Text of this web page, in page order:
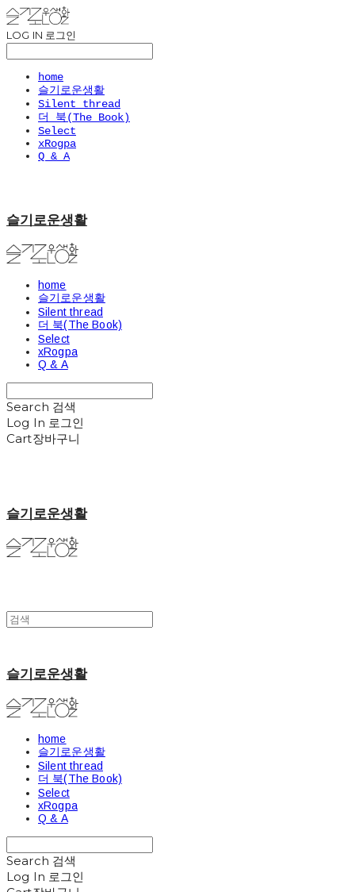
LOG IN 로그인
home
슬기로운생활
Silent thread
더 북(The Book)
Select
xRogpa
Q & A
슬기로운생활
home
슬기로운생활
Silent thread
더 북(The Book)
Select
xRogpa
Q & A
Search 검색
Log In 로그인
Cart장바구니
슬기로운생활
슬기로운생활
home
슬기로운생활
Silent thread
더 북(The Book)
Select
xRogpa
Q & A
Search 검색
Log In 로그인